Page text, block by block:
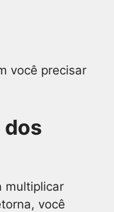
você precisar
dos
multiplicar
você